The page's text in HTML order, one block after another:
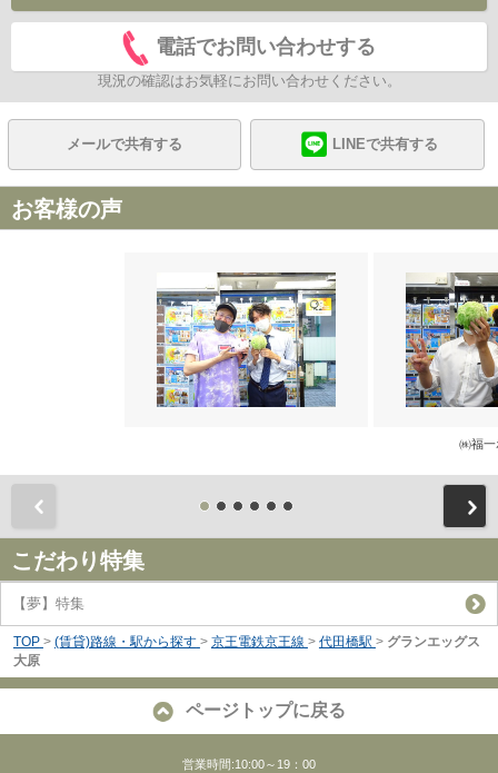
電話でお問い合わせする
現況の確認はお気軽にお問い合わせください。
メールで共有する LINEで共有する
お客様の声
㈱福一
こだわり特集
【夢】特集
TOP > (賃貸)路線・駅から探す > 京王電鉄京王線 > 代田橋駅 > グランエッグス
大原
ページトップに戻る
営業時間:10:00～19：00